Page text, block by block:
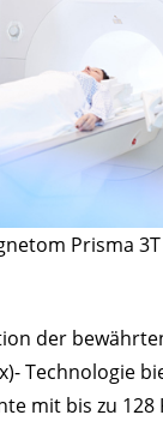
Prisma
der
Technologie
mit bis zu 128